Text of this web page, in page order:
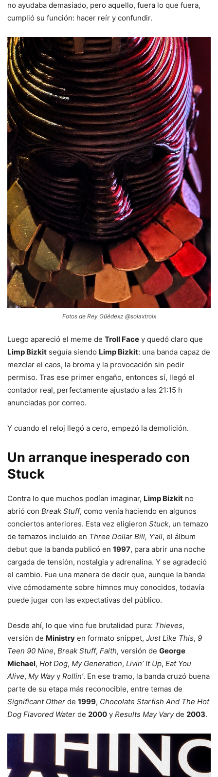
no ayudaba demasiado, pero aquello, fuera lo que fuera,
cumplió su función: hacer reír y confundir.
Fotos de Rey Güédexz @solaxtroix
Luego apareció el meme de Troll Face y quedó claro que
Limp Bizkit seguía siendo Limp Bizkit: una banda capaz de
mezclar el caos, la broma y la provocación sin pedir
permiso. Tras ese primer engaño, entonces sí, llegó el
contador real, perfectamente ajustado a las 21:15 h
anunciadas por correo.
Y cuando el reloj llegó a cero, empezó la demolición.
Un arranque inesperado con
Stuck
Contra lo que muchos podían imaginar, Limp Bizkit no
abrió con Break Stuff, como venía haciendo en algunos
conciertos anteriores. Esta vez eligieron Stuck, un temazo
de temazos incluido en Three Dollar Bill, Y’all, el álbum
debut que la banda publicó en 1997, para abrir una noche
cargada de tensión, nostalgia y adrenalina. Y se agradeció
el cambio. Fue una manera de decir que, aunque la banda
vive cómodamente sobre himnos muy conocidos, todavía
puede jugar con las expectativas del público.
Desde ahí, lo que vino fue brutalidad pura: Thieves,
versión de Ministry en formato snippet, Just Like This, 9
Teen 90 Nine, Break Stuff, Faith, versión de George
Michael, Hot Dog, My Generation, Livin’ It Up, Eat You
Alive, My Wayy Rollin’. En ese tramo, la banda cruzó buena
parte de su etapa más reconocible, entre temas de
Significant Other de 1999, Chocolate Starfish And The Hot
Dog Flavored Water de 2000 y Results May Varyde 2003.